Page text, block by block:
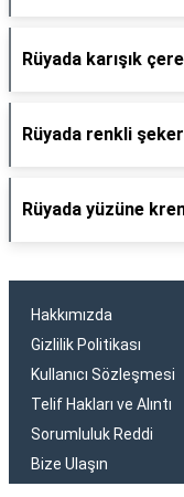
Rüyada karışık
Rüyada renkli
Rüyada yüzüne
Hakkımızda
Gizlilik Politikası
Kullanıcı Sözleşmesi
Telif Hakları ve Alıntı
Sorumluluk Reddi
Bize Ulaşın